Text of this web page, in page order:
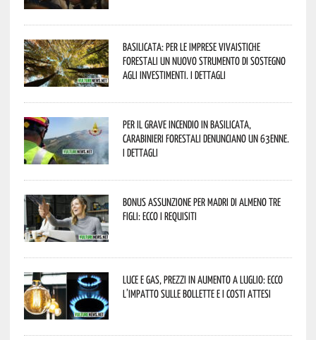
Basilicata: per le imprese vivaistiche
forestali un nuovo strumento di sostegno
agli investimenti. I dettagli
Per il grave incendio in Basilicata,
Carabinieri forestali denunciano un 63enne.
I dettagli
Bonus assunzione per madri di almeno tre
figli: ecco i requisiti
Luce e gas, prezzi in aumento a luglio: ecco
l’impatto sulle bollette e i costi attesi